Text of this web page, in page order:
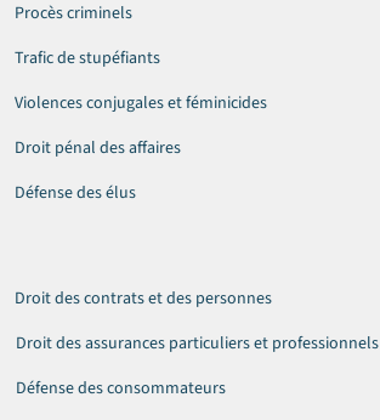
Procès criminels
Trafic de stupéfiants
Violences conjugales et féminicides
Droit pénal des affaires
Défense des élus
Droit des contrats et des personnes
Droit des assurances particuliers et professionnels
Défense des consommateurs